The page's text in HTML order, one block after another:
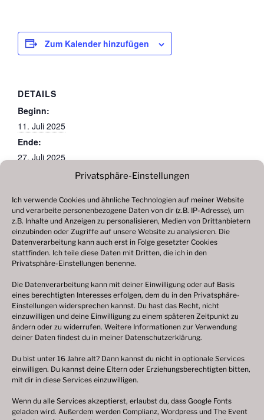
Privatsphäre-Einstellungen
Ich verwende Cookies und ähnliche Technologien auf meiner Website
und verarbeite personenbezogene Daten von dir (z.B. IP-Adresse), um
z.B. Inhalte und Anzeigen zu personalisieren, Medien von Drittanbietern
einzubinden oder Zugriffe auf unsere Website zu analysieren. Die
Datenverarbeitung kann auch erst in Folge gesetzter Cookies
stattfinden. Ich teile diese Daten mit Dritten, die ich in den
Privatsphäre-Einstellungen benenne.
Die Datenverarbeitung kann mit deiner Einwilligung oder auf Basis
eines berechtigten Interesses erfolgen, dem du in den Privatsphäre-
Einstellungen widersprechen kannst. Du hast das Recht, nicht
einzuwilligen und deine Einwilligung zu einem späteren Zeitpunkt zu
ändern oder zu widerrufen. Weitere Informationen zur Verwendung
deiner Daten findest du in meiner Datenschutzerklärung.
Du bist unter 16 Jahre alt? Dann kannst du nicht in optionale Services
einwilligen. Du kannst deine Eltern oder Erziehungsberechtigten bitten,
mit dir in diese Services einzuwilligen.
Wenn du alle Services akzeptierst, erlaubst du, dass Google Fonts
geladen wird. Außerdem werden Complianz, Wordpress und The Event
Zum Kalender hinzufügen
DETAILS
Beginn:
11. Juli 2025
Ende:
27. Juli 2025
Veranstaltungskategorie:
Schützenfest, Lichtenfels Volksfest, Waldkraiburg
Änderungen vorbehalten, alle Angaben ohne Gewähr!
Volksfesten und Weihnachtsmärkten oder ähnlichen
Veranstaltungen. Bei Bewerbungen (z. B. als
Schausteller oder Marktkaufleute), konkreten
Anfragen oder Auskünften zu einzelnen Festen
zuständigen Veranstalter vor Ort. Bei dieser
Internetpräsenz deutsche-volksfeste.de handelt es
sich um eine rein
private Webseite.